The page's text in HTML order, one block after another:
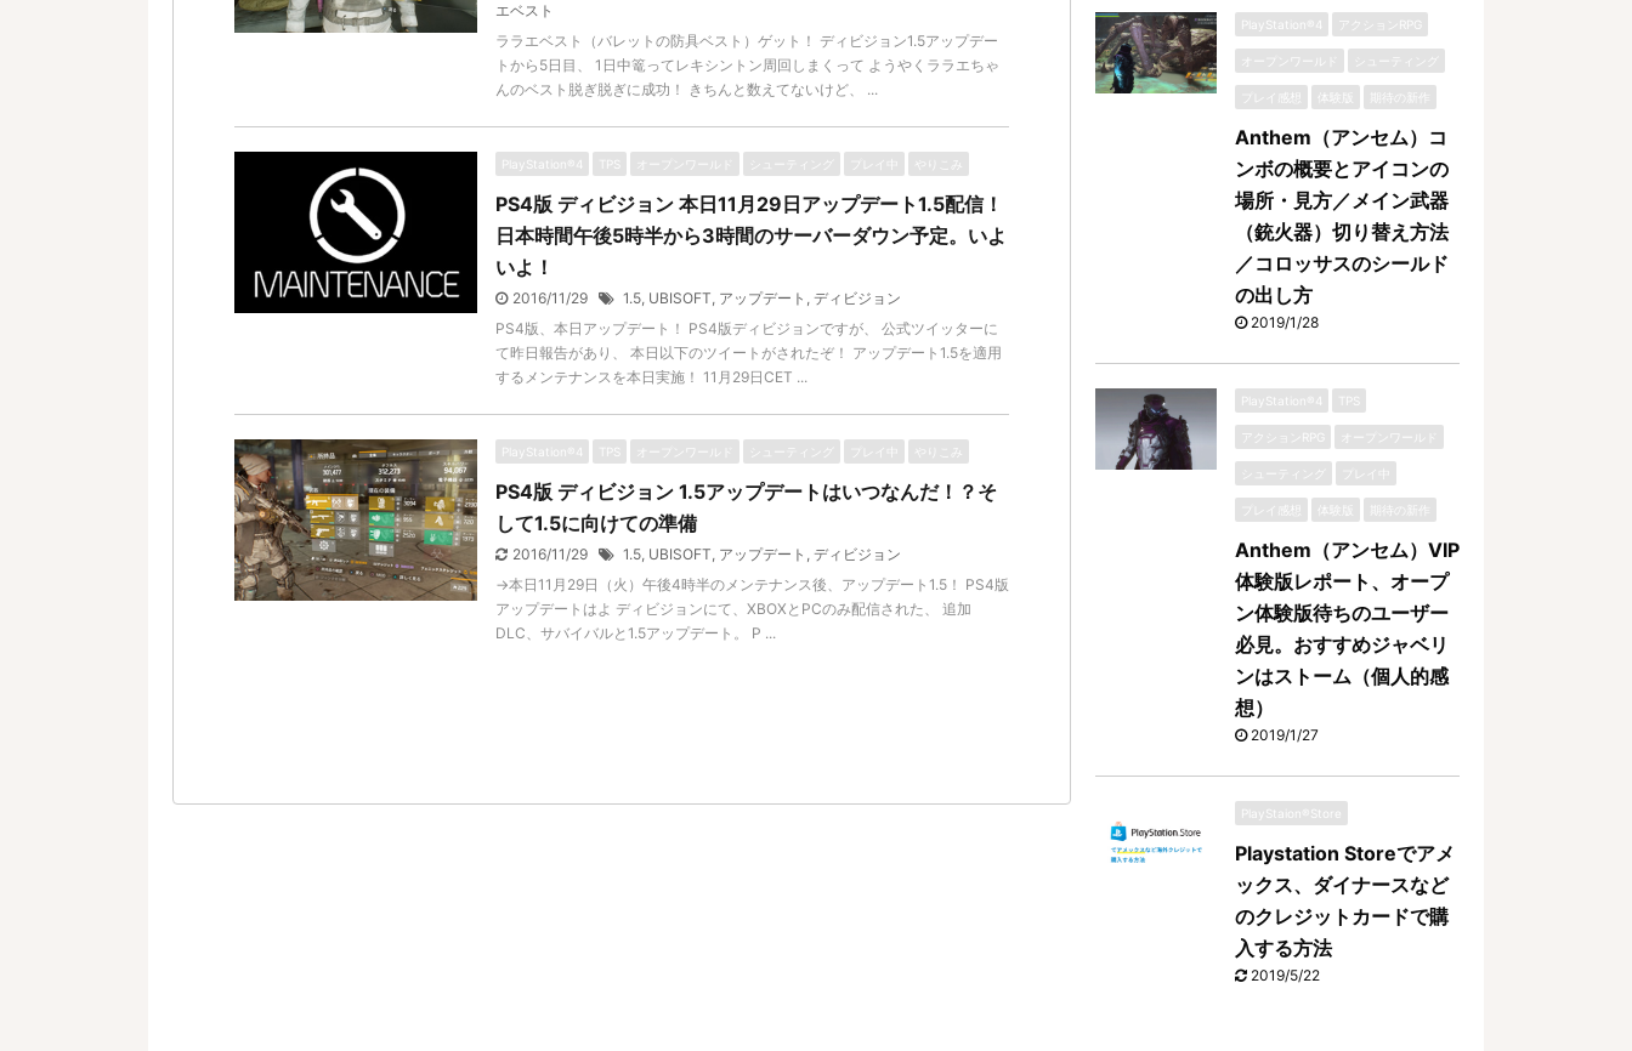
エベスト
ララエベスト（バレットの防具ベスト）ゲット！ ディビジョン1.5アップデー
トから5日目、 1日中篭ってレキシントン周回しまくって ようやくララエちゃ
んのベスト脱ぎ脱ぎに成功！ きちんと数えてないけど、 ...
PlayStation®4 TPS シューティング やりこみ
PS4版 ディビジョン 本日11月29日アップデート1.5配信！
日本時間午後5時半から3時間のサーバーダウン予定。いよ
いよ！
2016/11/29 1.5, UBISOFT, アップデート , ディビジョン
PS4版、本日アップデート！ PS4版ディビジョンですが、 公式ツイッターに
て昨日報告があり、 本日以下のツイートがされたぞ！ アップデート1.5を適用
するメンテナンスを本日実施！ 11月29日CET ...
PlayStation®4 TPS シューティング やりこみ
PS4版 ディビジョン 1.5アップデートはいつなんだ！？そ
して1.5に向けての準備
2016/11/29 1.5, UBISOFT, アップデート , ディビジョン
→本日11月29日（火）午後4時半のメンテナンス後、アップデート1.5！ PS4版
アップデートはよ ディビジョンにて、XBOXとPCのみ配信された、 追加
DLC、サバイバルと1.5アップデート。 P ...
PlayStation®4 アクションRPG
シューティング
プレイ感想 体験版 期待の新作
Anthem（アンセム）コ
ンボの概要とアイコンの
場所・見方／メイン武器
（銃火器）切り替え方法
／コロッサスのシールド
の出し方
2019/1/28
PlayStation®4 TPS
アクションRPG
シューティング
プレイ感想 体験版 期待の新作
Anthem（アンセム）VIP
体験版レポート、オープ
ン体験版待ちのユーザー
必見。おすすめジャベリ
ンはストーム（個人的感
想）
2019/1/27
PlayStaion®Store
Playstation Storeでアメ
ックス、ダイナースなど
のクレジットカードで購
入する方法
2019/5/22